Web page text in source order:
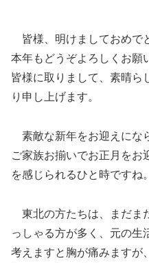
皆様、明けましておめで
本年もどうぞよろしくお願
皆様に取りまして、素晴ら
り申し上げます。
素敵な新年をお迎えにな
ご家族お揃いでお正月をお
を感じられるひと時ですね。
東北の方たちは、まだま
っしゃる方が多く、元の生
考えますと胸が痛みますが